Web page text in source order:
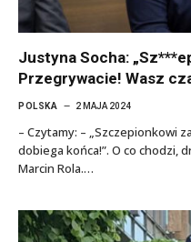
Justyna Socha:
Przegrywacie! Wasz
POLSKA 2 MAJA 2024
– Czytamy: – „Szczepionkowi
dobiega końca!”. O co chodzi,
Marcin Rola.…